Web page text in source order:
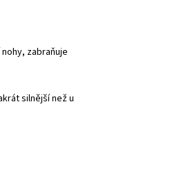
zabraňuje
silnější než u